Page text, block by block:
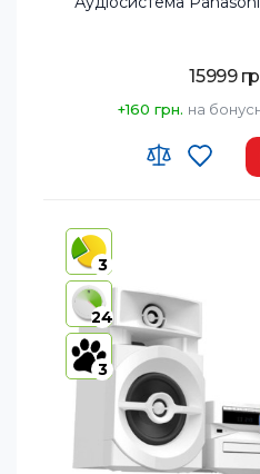
15999
+160 грн. на
Країна-виробник товару:
AirPlay:
USB:USB Type-A x1
Bluetooth:Так
3
24
3